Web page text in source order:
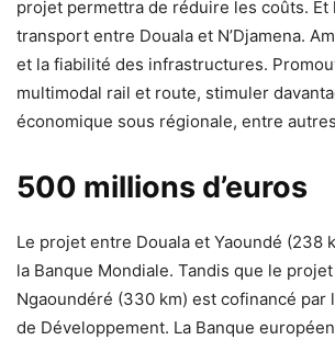
projet permettra de réduire les coûts. Et
transport entre Douala et N’Djamena.
et la fiabilité des infrastructures.
multimodal rail et route, stimuler
économique sous régionale, entre
500 millions d’euros
Le projet entre Douala et Yaoundé (238
la Banque Mondiale. Tandis que le
Ngaoundéré (330 km) est cofinancé par
de Développement. La Banque